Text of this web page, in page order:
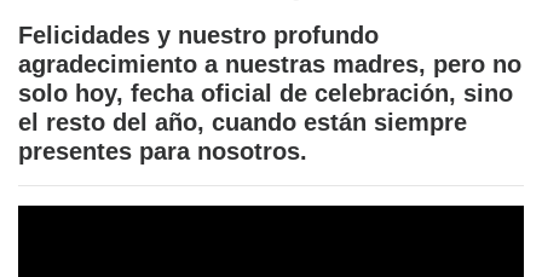
Felicidades y nuestro profundo
agradecimiento a nuestras madres, pero no
solo hoy, fecha oficial de celebración, sino
el resto del año, cuando están siempre
presentes para nosotros.